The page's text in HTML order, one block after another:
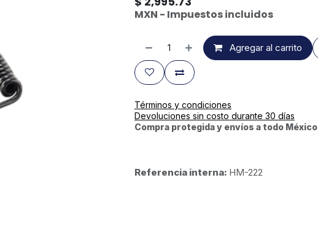
MXN - Impuestos incluidos
Agregar al carrito
Términos y condiciones
Devoluciones sin costo durante 30 días
Compra protegida y envíos a todo México
Referencia interna: HM-222